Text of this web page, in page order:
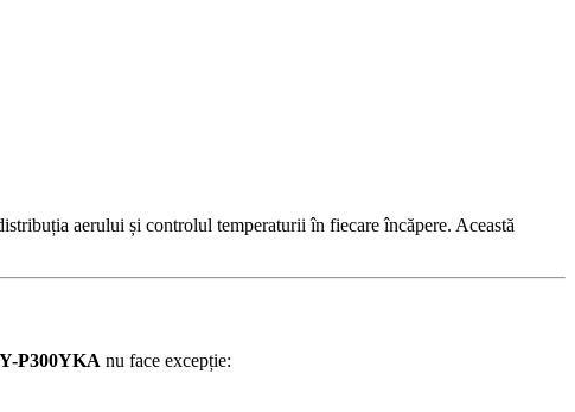
aerului și controlul temperaturii în fiecare încăpere. Această
P300YKA nu face excepție: